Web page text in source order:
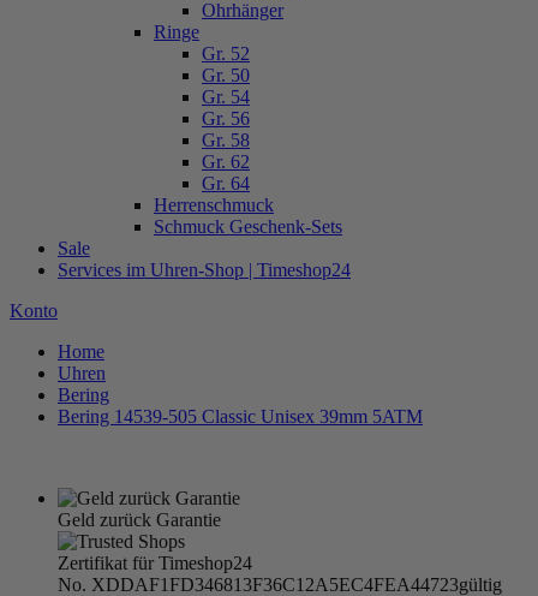
Ohrhänger
Ringe
Gr. 52
Gr. 50
Gr. 54
Gr. 56
Gr. 58
Gr. 62
Gr. 64
Herrenschmuck
Schmuck Geschenk-Sets
Sale
Services im Uhren-Shop | Timeshop24
Konto
Home
Uhren
Bering
Bering 14539-505 Classic Unisex 39mm 5ATM
Geld zurück Garantie
Zertifikat für Timeshop24
No. XDDAF1FD346813F36C12A5EC4FEA44723gültig